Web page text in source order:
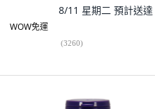
8/11 星期二 預計送達
WOW免運
(3260)